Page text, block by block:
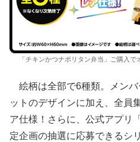
「チキンかつナポリタン弁当」ご購入
絵柄は全部で6種類。メンバ
ットのデザインに加え、全員
ア仕様！さらに、公式アプリ
定企画の抽選に応募できるシ